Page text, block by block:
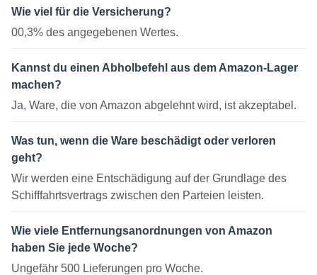
Wie viel für die Versicherung?
00,3% des angegebenen Wertes.
Kannst du einen Abholbefehl aus dem Amazon-Lager
machen?
Ja, Ware, die von Amazon abgelehnt wird, ist akzeptabel.
Was tun, wenn die Ware beschädigt oder verloren
geht?
Wir werden eine Entschädigung auf der Grundlage des
Schifffahrtsvertrags zwischen den Parteien leisten.
Wie viele Entfernungsanordnungen von Amazon
haben Sie jede Woche?
Ungefähr 500 Lieferungen pro Woche.